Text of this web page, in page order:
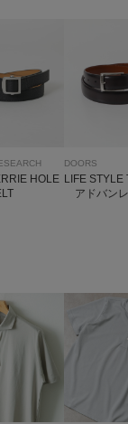
HOLE
DOORS
LIFE STYLE
アドバン